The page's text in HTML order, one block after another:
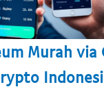
Murah via